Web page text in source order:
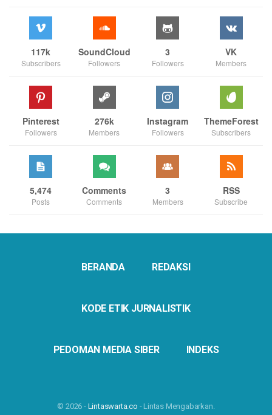
117k
Subscribers
SoundCloud
Followers
3
Followers
VK
Members
Pinterest
Followers
276k
Members
Instagram
Followers
ThemeForest
Subscribers
5,474
Posts
Comments
Comments
3
Members
RSS
Subscribe
BERANDA REDAKSI
KODE ETIK JURNALISTIK
PEDOMAN MEDIA SIBER INDEKS
© 2026 - Lintaswarta.co - Lintas Mengabarkan.